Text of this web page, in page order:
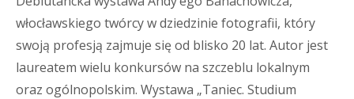
włocławskiego twórcy w dziedzinie fotografii, który
swoją profesją zajmuje się od blisko 20 lat. Autor jest
laureatem wielu konkursów na szczeblu lokalnym
oraz ogólnopolskim. Wystawa „Taniec. Studium